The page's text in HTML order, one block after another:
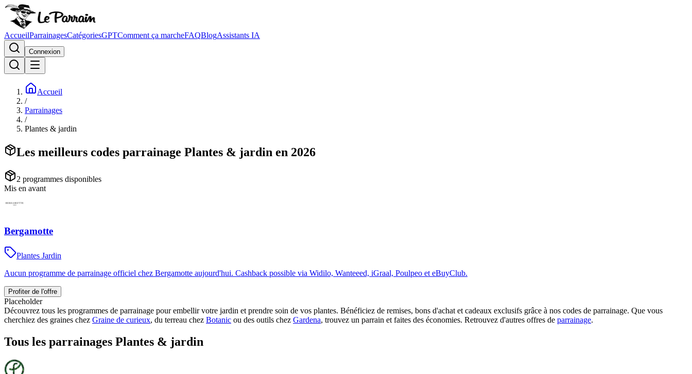
AccueilParrainagesCatégoriesGPTComment ça marcheFAQBlogAssistants IA
Connexion
Accueil
/
Parrainages
/
Plantes & jardin
Les meilleurs codes parrainage Plantes & jardin en 2026
2 programmes disponibles
Mis en avant
Bergamotte
Plantes Jardin
Aucun programme de parrainage officiel chez Bergamotte aujourd'hui. Cashback possible via Widilo, Wanteeed, iGraal, Poulpeo et eBuyClub.
Profiter de l'offre
Placeholder
Découvrez tous les programmes de parrainage pour embellir votre jardin et prendre soin de vos plantes. Bénéficiez de remises, bons d'achat et cadeaux exclusifs grâce à nos codes de parrainage. Que vous
cherchiez des graines chez Graine de curieux, du terreau chez Botanic ou des outils chez Gardena, trouvez un parrain et faites des économies. Retrouvez d'autres offres de parrainage.
Tous les parrainages Plantes & jardin